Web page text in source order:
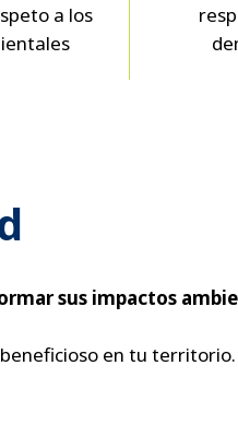
a los
sus impactos
en tu territorio.